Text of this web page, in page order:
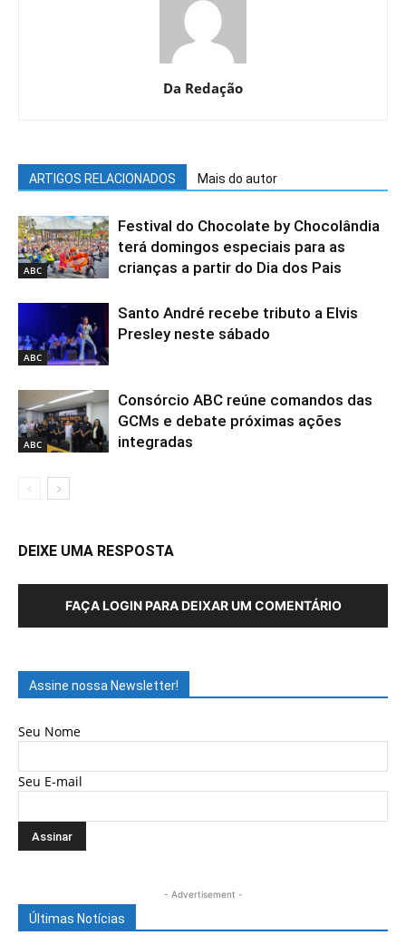
Da Redação
ARTIGOS RELACIONADOS Mais do autor
ABC
Festival do Chocolate by Chocolândia
terá domingos especiais para as
crianças a partir do Dia dos Pais
ABC
Santo André recebe tributo a Elvis
Presley neste sábado
ABC
Consórcio ABC reúne comandos das
GCMs e debate próximas ações
integradas
DEIXE UMA RESPOSTA
FAÇA LOGIN PARA DEIXAR UM COMENTÁRIO
Assine nossa Newsletter!
Seu Nome
Seu E-mail
- Advertisement -
Últimas Notícias